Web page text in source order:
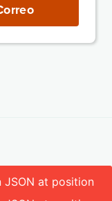
JSON at position